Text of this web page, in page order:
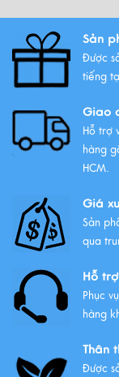
Sản
Được
tiếng
Giao
Hỗ trợ
hàng
HCM.
Giá
Sản
qua
Hỗ
Phục
hàng
Thân
Được